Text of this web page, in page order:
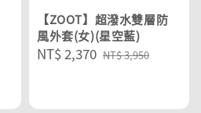
【ZOOT】超潑水雙層防
風外套(女)(星空藍)
Sale
NT$ 2,370 Regular
NT$ 3,950